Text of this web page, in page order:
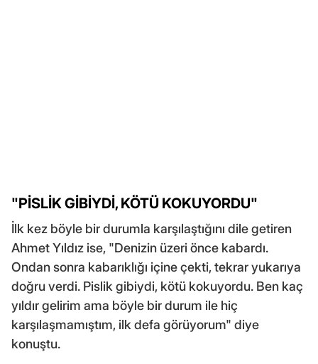
"PİSLİK GİBİYDİ, KÖTÜ KOKUYORDU"
İlk kez böyle bir durumla karşılaştığını dile getiren
Ahmet Yıldız ise, "Denizin üzeri önce kabardı.
Ondan sonra kabarıklığı içine çekti, tekrar yukarıya
doğru verdi. Pislik gibiydi, kötü kokuyordu. Ben kaç
yıldır gelirim ama böyle bir durum ile hiç
karşılaşmamıştım, ilk defa görüyorum" diye
konuştu.